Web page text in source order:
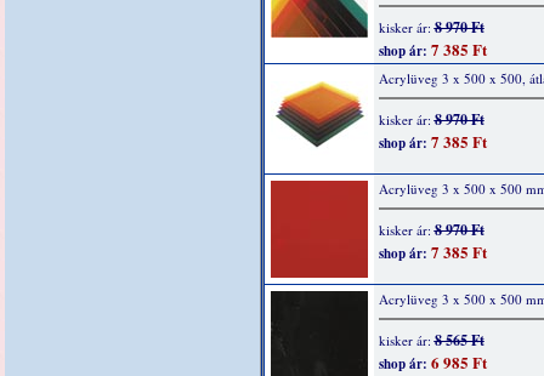
kisker ár:8 970 Ft
shop ár: 7 385 Ft
Acrylüveg 3 x 500 x 500,
kisker ár:8 970 Ft
shop ár: 7 385 Ft
Acrylüveg 3 x 500 x 500
kisker ár:8 970 Ft
shop ár: 7 385 Ft
Acrylüveg 3 x 500 x 500
kisker ár:8 565 Ft
shop ár: 6 985 Ft